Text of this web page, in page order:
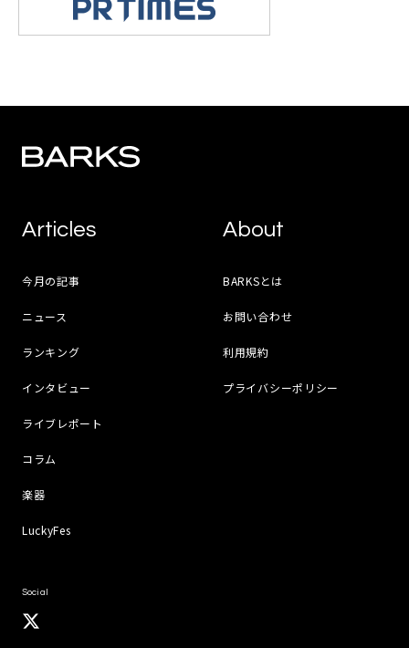
Articles
今月の記事
ニュース
ランキング
インタビュー
ライブレポート
コラム
楽器
LuckyFes
About
BARKSとは
お問い合わせ
利用規約
プライバシーポリシー
Social